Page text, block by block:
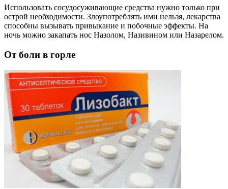
Использовать сосудосуживающие средства нужно только при
острой необходимости. Злоупотреблять ими нельзя, лекарства
способны вызывать привыкание и побочные эффекты. На
ночь можно закапать нос Назолом, Називином или Назарелом.
От боли в горле